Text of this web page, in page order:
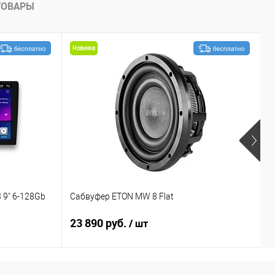
9" 6-128Gb
Новинка
Сабвуфер ETON MW 8 Flat
23 890 руб. / шт